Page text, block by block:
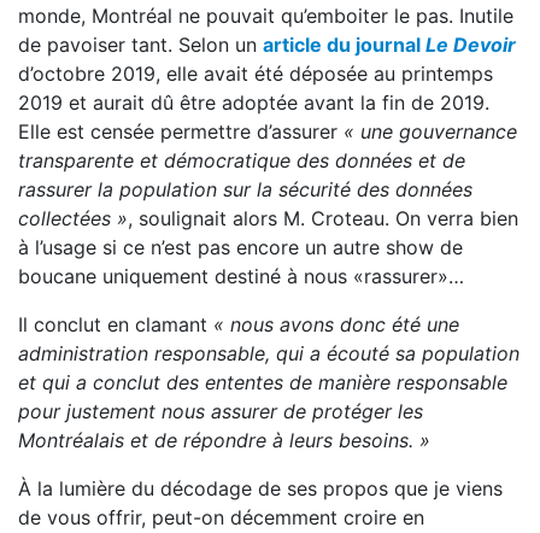
monde, Montréal ne pouvait qu’emboiter le pas. Inutile
de pavoiser tant. Selon un article du journal Le Devoir
d’octobre 2019, elle avait été déposée au printemps
2019 et aurait dû être adoptée avant la fin de 2019.
Elle est censée permettre d’assurer « une gouvernance
transparente et démocratique des données et de
rassurer la population sur la sécurité des données
collectées », soulignait alors M. Croteau. On verra bien
à l’usage si ce n’est pas encore un autre show de
boucane uniquement destiné à nous «rassurer»…
Il conclut en clamant « nous avons donc été une
administration responsable, qui a écouté sa population
et qui a conclut des ententes de manière responsable
pour justement nous assurer de protéger les
Montréalais et de répondre à leurs besoins. »
À la lumière du décodage de ses propos que je viens
de vous offrir, peut-on décemment croire en